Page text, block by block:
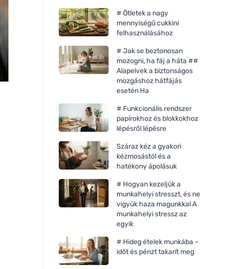
# Ötletek a nagy
mennyiségű cukkini
felhasználásához
# Jak se beztonosan
mozogni, ha fáj a háta ##
Alapelvek a biztonságos
mozgáshoz hátfájás
esetén Ha
# Funkcionális rendszer
papírokhoz és blokkokhoz
lépésről lépésre
Száraz kéz a gyakori
kézmosástól és a
hatékony ápolásuk
# Hogyan kezeljük a
munkahelyi stresszt, és ne
vigyük haza magunkkal A
munkahelyi stressz az
egyik
# Hideg ételek munkába –
időt és pénzt takarít meg